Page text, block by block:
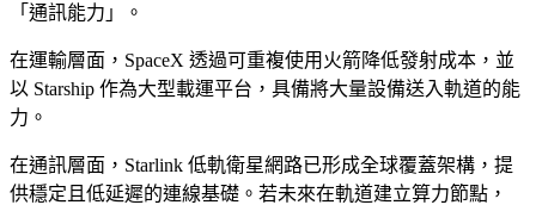
「通訊能力」。
在運輸層面，SpaceX 透過可重複使用火箭降低發射成本，並
以 Starship 作為大型載運平台，具備將大量設備送入軌道的能
力。
在通訊層面，Starlink 低軌衛星網路已形成全球覆蓋架構，提
供穩定且低延遲的連線基礎。若未來在軌道建立算力節點，